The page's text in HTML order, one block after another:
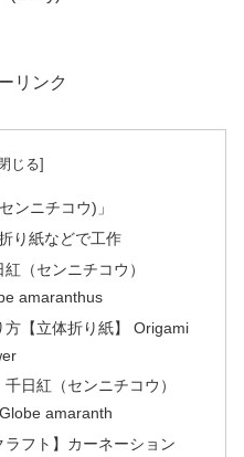
リンク
ンニチコウ)」
り紙などで工作
（センニチコウ）
amaranthus
方【立体折り紙】 Origami
日紅（センニチコウ）
amaranth
ラフト】カーネーション